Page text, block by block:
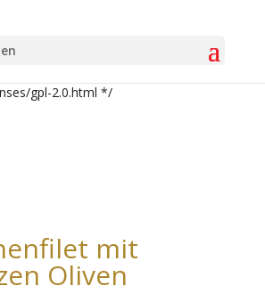
it-consulting.de Template: Divi Version:
gpl-2.0.html */
mit
Oliven